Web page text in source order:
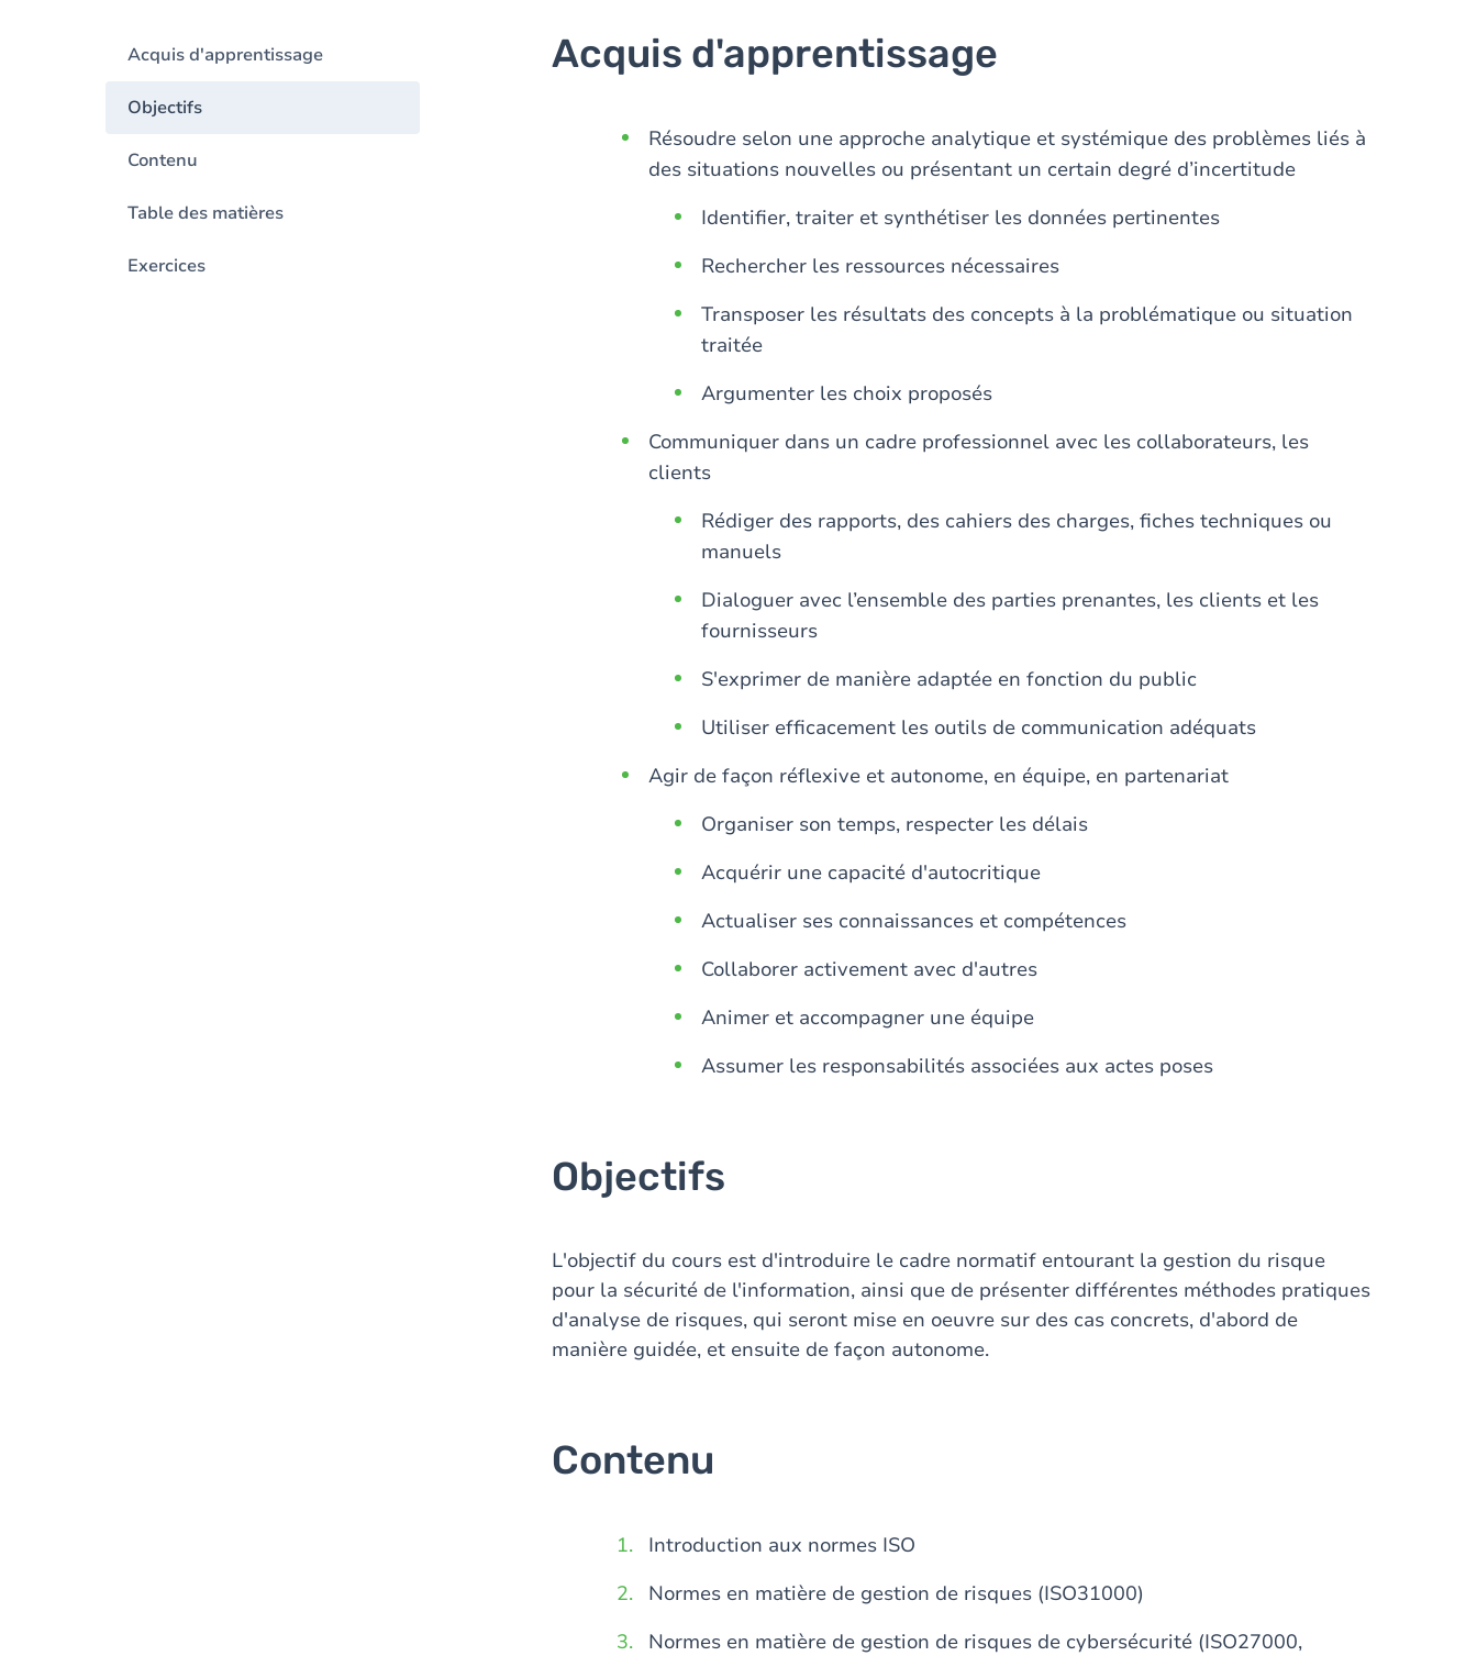
Acquis d'apprentissage
Objectifs
Contenu
Table des matières
Exercices
Acquis d'apprentissage
Résoudre selon une approche analytique et systémique des problèmes liés à
des situations nouvelles ou présentant un certain degré d’incertitude
Identifier, traiter et synthétiser les données pertinentes
Rechercher les ressources nécessaires
Transposer les résultats des concepts à la problématique ou situation
traitée
Argumenter les choix proposés
Communiquer dans un cadre professionnel avec les collaborateurs, les
clients
Rédiger des rapports, des cahiers des charges, fiches techniques ou
manuels
Dialoguer avec l’ensemble des parties prenantes, les clients et les
fournisseurs
S'exprimer de manière adaptée en fonction du public
Utiliser efficacement les outils de communication adéquats
Agir de façon réflexive et autonome, en équipe, en partenariat
Organiser son temps, respecter les délais
Acquérir une capacité d'autocritique
Actualiser ses connaissances et compétences
Collaborer activement avec d'autres
Animer et accompagner une équipe
Assumer les responsabilités associées aux actes poses
Objectifs
L'objectif du cours est d'introduire le cadre normatif entourant la gestion du risque
pour la sécurité de l'information, ainsi que de présenter différentes méthodes pratiques
d'analyse de risques, qui seront mise en oeuvre sur des cas concrets, d'abord de
manière guidée, et ensuite de façon autonome.
Contenu
Introduction aux normes ISO
Normes en matière de gestion de risques (ISO31000)
Normes en matière de gestion de risques de cybersécurité (ISO27000,